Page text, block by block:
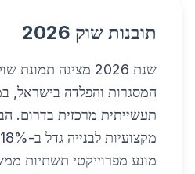
תובנות שוק 2026
שנת 2026 מציגה
המסגרות והפלדה בישראל,
תעשייתית מרכזית בדרום.
מונע מפרוייקטי תשתיות